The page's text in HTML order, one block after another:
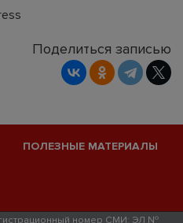
Поделиться записью
ПОЛЕЗНЫЕ МАТЕРИАЛЫ
номер СМИ: ЭЛ №